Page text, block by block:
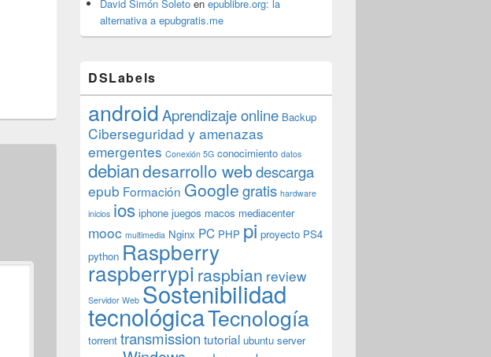
David Simón Soleto en epublibre.org: la
alternativa a epubgratis.me
DSLabels
androidAprendizaje online Backup
Ciberseguridad y amenazas
emergentes Conexión 5G conocimiento datos
debiandesarrollo webdescarga
epub Formación Googlegratis hardware
inicios ios iphone juegos macos mediacenter
mooc multimedia Nginx PC PHP pi proyecto PS4
python Raspberry
raspberrypi raspbian review
Servidor Web Sostenibilidad
tecnológicaTecnología
torrent transmission tutorial ubuntu server